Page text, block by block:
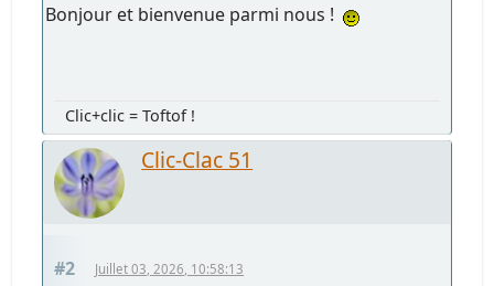
Bonjour et bienvenue parmi nous !
Clic+clic = Toftof !
Clic-Clac 51
#2 Juillet 03, 2026, 10:58:13